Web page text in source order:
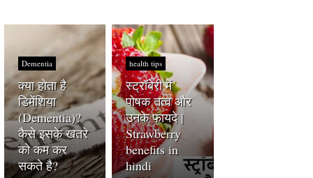
Dementia
क्या होता है
डिमेंशिया
(Dementia)?
कैसे इसके खतरे
को कम कर
सकते है?
health tips
स्ट्रॉबेरी में
पोषक तत्व और
उनके फायदे |
Strawberry
benefits in
hindi